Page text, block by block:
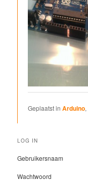
Geplaatst in Arduino,
LOG IN
Gebruikersnaam
Wachtwoord